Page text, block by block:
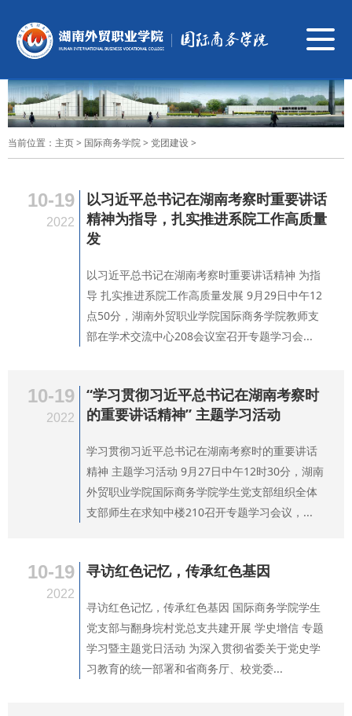
导
航
换
当前位置： 主页> 国际商务学院> 党团建设>
10-19
2022
以习近平总书记在湖南考察时重要讲话
精神为指导，扎实推进系院工作高质量
发
以习近平总书记在湖南考察时重要讲话精神 为指
导 扎实推进系院工作高质量发展 9月29日中午12
点50分，湖南外贸职业学院国际商务学院教师支
部在学术交流中心208会议室召开专题学习会...
10-19
2022
“学习贯彻习近平总书记在湖南考察时
的重要讲话精神” 主题学习活动
学习贯彻习近平总书记在湖南考察时的重要讲话
精神 主题学习活动 9月27日中午12时30分，湖南
外贸职业学院国际商务学院学生党支部组织全体
支部师生在求知中楼210召开专题学习会议，...
10-19
2022
寻访红色记忆，传承红色基因
寻访红色记忆，传承红色基因 国际商务学院学生
党支部与翻身垸村党总支共建开展 学史增信 专题
学习暨主题党日活动 为深入贯彻省委关于党史学
习教育的统一部署和省商务厅、校党委...